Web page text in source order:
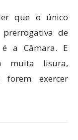
que o único
de
a Câmara. E
muita lisura,
forem exercer